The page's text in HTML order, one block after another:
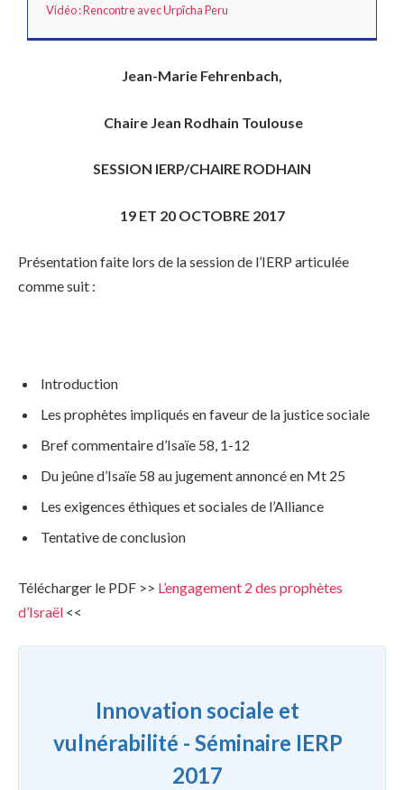
Vidéo : Rencontre avec Urpîcha Peru
Jean-Marie Fehrenbach,
Chaire Jean Rodhain Toulouse
SESSION IERP/CHAIRE RODHAIN
19 ET 20 OCTOBRE 2017
Présentation faite lors de la session de l’IERP articulée
comme suit :
Introduction
Les prophètes impliqués en faveur de la justice sociale
Bref commentaire d’Isaïe 58, 1-12
Du jeûne d’Isaïe 58 au jugement annoncé en Mt 25
Les exigences éthiques et sociales de l’Alliance
Tentative de conclusion
Télécharger le PDF >> L’engagement 2 des prophètes
d’Israël <<
Innovation sociale et
vulnérabilité - Séminaire IERP
2017